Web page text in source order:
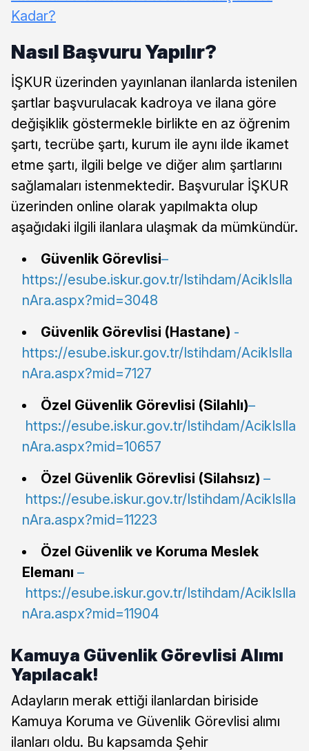
Kadar?
Nasıl Başvuru Yapılır?
İŞKUR üzerinden yayınlanan ilanlarda istenilen
şartlar başvurulacak kadroya ve ilana göre
değişiklik göstermekle birlikte en az öğrenim
şartı, tecrübe şartı, kurum ile aynı ilde ikamet
etme şartı, ilgili belge ve diğer alım şartlarını
sağlamaları istenmektedir. Başvurular İŞKUR
üzerinden online olarak yapılmakta olup
aşağıdaki ilgili ilanlara ulaşmak da mümkündür.
Güvenlik Görevlisi–
https://esube.iskur.gov.tr/Istihdam/AcikIsIla
nAra.aspx?mid=3048
Güvenlik Görevlisi (Hastane) -
https://esube.iskur.gov.tr/Istihdam/AcikIsIla
nAra.aspx?mid=7127
Özel Güvenlik Görevlisi (Silahlı)–
https://esube.iskur.gov.tr/Istihdam/AcikIsIla
nAra.aspx?mid=10657
Özel Güvenlik Görevlisi (Silahsız) –
https://esube.iskur.gov.tr/Istihdam/AcikIsIla
nAra.aspx?mid=11223
Özel Güvenlik ve Koruma Meslek
Elemanı –
https://esube.iskur.gov.tr/Istihdam/AcikIsIla
nAra.aspx?mid=11904
Kamuya Güvenlik Görevlisi Alımı
Yapılacak!
Adayların merak ettiği ilanlardan biriside
Kamuya Koruma ve Güvenlik Görevlisi alımı
ilanları oldu. Bu kapsamda Şehir